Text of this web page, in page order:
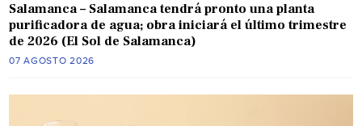
Salamanca – Salamanca tendrá pronto una planta
purificadora de agua; obra iniciará el último trimestre
de 2026 (El Sol de Salamanca)
07 AGOSTO 2026